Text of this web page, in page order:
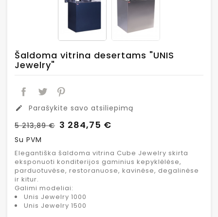
Šaldoma vitrina desertams "UNIS
Jewelry"
edit
Parašykite savo atsiliepimą
5 213,89 € 3 284,75 €
Su PVM
Elegantiška šaldoma vitrina Cube Jewelry skirta
eksponuoti konditerijos gaminius kepyklėlėse,
parduotuvėse, restoranuose, kavinėse, degalinėse
ir kitur.
Galimi modeliai:
Unis Jewelry 1000
Unis Jewelry 1500